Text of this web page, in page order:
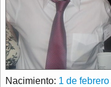
Nacimiento: 1 de febrero